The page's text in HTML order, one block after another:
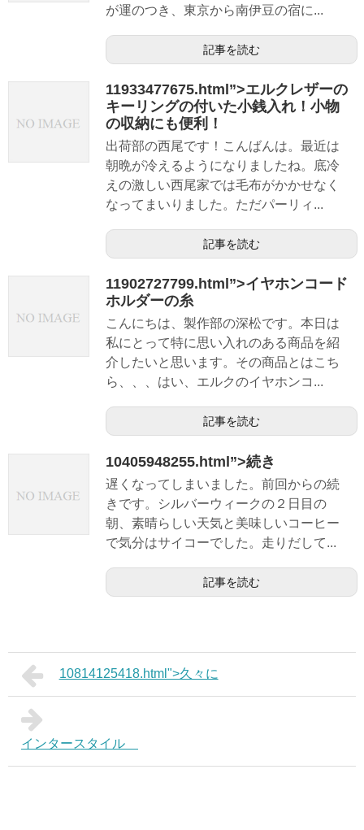
が運のつき、東京から南伊豆の宿に...
記事を読む
11933477675.html”>エルクレザーの
キーリングの付いた小銭入れ！小物
の収納にも便利！
出荷部の西尾です！こんばんは。最近は
朝晩が冷えるようになりましたね。底冷
えの激しい西尾家では毛布がかかせなく
なってまいりました。ただパーリィ...
記事を読む
11902727799.html”>イヤホンコード
ホルダーの糸
こんにちは、製作部の深松です。本日は
私にとって特に思い入れのある商品を紹
介したいと思います。その商品とはこち
ら、、、はい、エルクのイヤホンコ...
記事を読む
10405948255.html”>続き
遅くなってしまいました。前回からの続
きです。シルバーウィークの２日目の
朝、素晴らしい天気と美味しいコーヒー
で気分はサイコーでした。走りだして...
記事を読む
10814125418.html">久々に
インタースタイル